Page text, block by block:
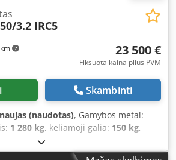
3.2 IRC5
23 500 €
Fiksuota kaina plius PVM
Skambinti
(naudotas), Gamybos metai:
1 280 kg, keliamoji galia: 150 kg,
3 200 mm
Codpfjzpbvcox Agmoha